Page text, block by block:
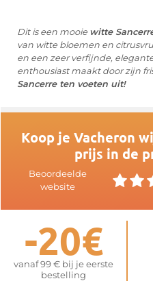
Dit is een mooie witte
van witte bloemen en
en een zeer verfijnde,
enthousiast maakt door zijn
Sancerre ten voeten uit!
Koop je Vacheron
prijs in de
Beoordeelde
website
-20€
vanaf 99 € bij je eerste
bestelling